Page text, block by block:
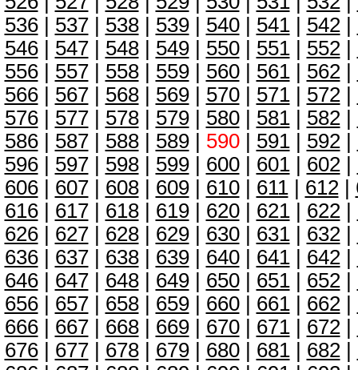
536| 537| 538| 539| 540| 541| 542|
546| 547| 548| 549| 550| 551| 552|
556| 557| 558| 559| 560| 561| 562|
566| 567| 568| 569| 570| 571| 572|
576| 577| 578| 579| 580| 581| 582|
586| 587| 588| 589| 590| 591| 592|
596| 597| 598| 599| 600| 601| 602|
606| 607| 608| 609| 610| 611| 612|
616| 617| 618| 619| 620| 621| 622|
626| 627| 628| 629| 630| 631| 632|
636| 637| 638| 639| 640| 641| 642|
646| 647| 648| 649| 650| 651| 652|
656| 657| 658| 659| 660| 661| 662|
666| 667| 668| 669| 670| 671| 672|
676| 677| 678| 679| 680| 681| 682|